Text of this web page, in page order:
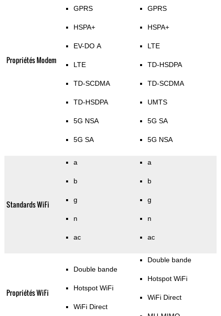
Propriétés Modem
GPRS
HSPA+
EV-DO A
LTE
TD-SCDMA
TD-HSDPA
5G NSA
5G SA
GPRS
HSPA+
LTE
TD-HSDPA
TD-SCDMA
UMTS
5G SA
5G NSA
Standards WiFi
a
b
g
n
ac
a
b
g
n
ac
Propriétés WiFi
Double bande
Hotspot WiFi
WiFi Direct
Double bande
Hotspot WiFi
WiFi Direct